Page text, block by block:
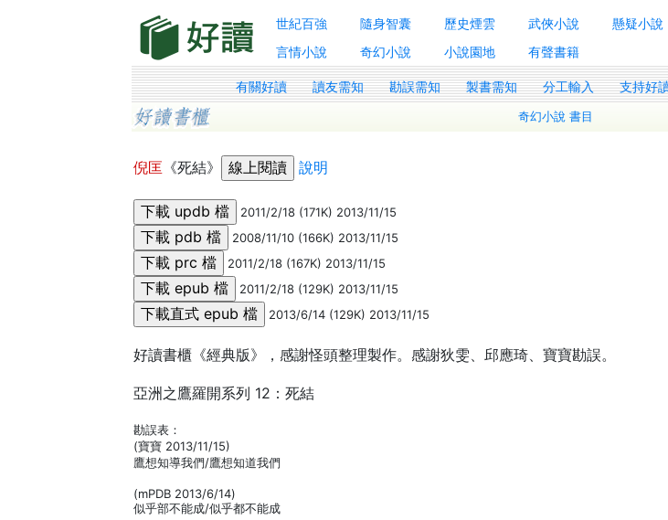
世紀百強 隨身智囊 歷史煙雲 武俠小說
懸疑小說
言情小說
奇幻小說 小說園地 有聲書籍
有關好讀 讀友需知 勘誤需知 製書需知 分工輸入 支持好
奇幻小說 書目
倪匡 《死結》 說明
2011/2/18 (171K) 2013/11/15
2008/11/10 (166K) 2013/11/15
2011/2/18 (167K) 2013/11/15
2011/2/18 (129K) 2013/11/15
2013/6/14 (129K) 2013/11/15
好讀書櫃《經典版》，感謝怪頭整理製作。感謝狄雯、邱應琦、寶寶勘誤。
亞洲之鷹羅開系列 12：死結
勘誤表：
(寶寶 2013/11/15)
鷹想知導我們/鷹想知道我們
(mPDB 2013/6/14)
似乎部不能成/似乎都不能成